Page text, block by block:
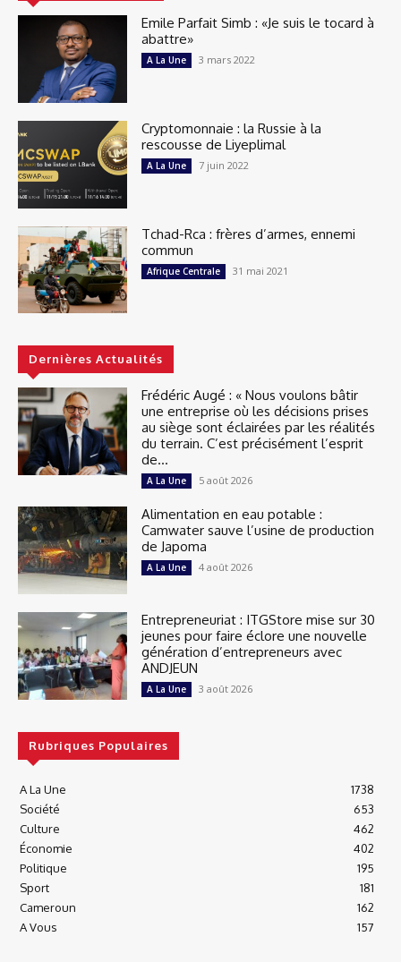
Emile Parfait Simb : «Je suis le tocard à
abattre»
A La Une 3 mars 2022
Cryptomonnaie : la Russie à la
rescousse de Liyeplimal
A La Une 7 juin 2022
Tchad-Rca : frères d’armes, ennemi
commun
Afrique Centrale 31 mai 2021
Dernières Actualités
Frédéric Augé : « Nous voulons bâtir
une entreprise où les décisions prises
au siège sont éclairées par les réalités
du terrain. C’est précisément l’esprit
de...
A La Une 5 août 2026
Alimentation en eau potable :
Camwater sauve l’usine de production
de Japoma
A La Une 4 août 2026
Entrepreneuriat : ITGStore mise sur 30
jeunes pour faire éclore une nouvelle
génération d’entrepreneurs avec
ANDJEUN
A La Une 3 août 2026
Rubriques Populaires
A La Une
1738
Société
653
Culture
462
Économie
402
Politique
195
Sport
181
Cameroun
162
A Vous
157